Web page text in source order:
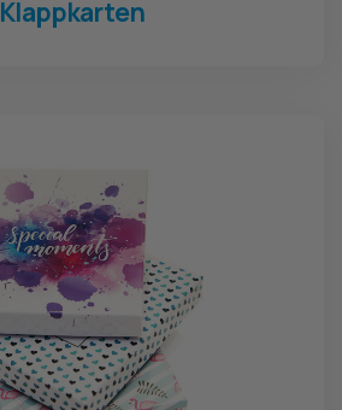
Klappkarten